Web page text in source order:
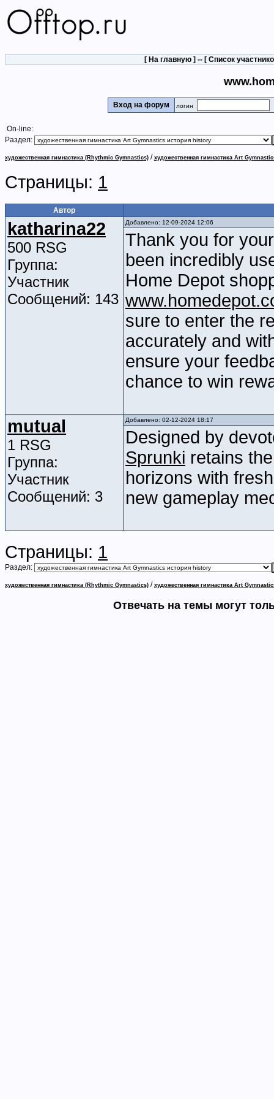
[ На главную ] -- [ Список
Вход на форум логин
On-line:
Раздел:
художественная гимнастика (Rhythmic Gymnastics) / художественная гимнастика Art
Страницы: 1
Автор
katharina22
500 RSG
Группа:
Участник
Сообщений: 143
Добавлено: 12-09-2024 12:06
Thank you for
been incredibly
Home Depot
sure to enter the
accurately and
ensure your
chance to win
mutual
1 RSG
Группа:
Участник
Сообщений: 3
Добавлено: 02-12-2024 18:17
Designed by
Sprunki retains
horizons with
new gameplay
Страницы: 1
Раздел:
художественная гимнастика (Rhythmic Gymnastics) / художественная гимнастика Art
Отвечать на темы могут